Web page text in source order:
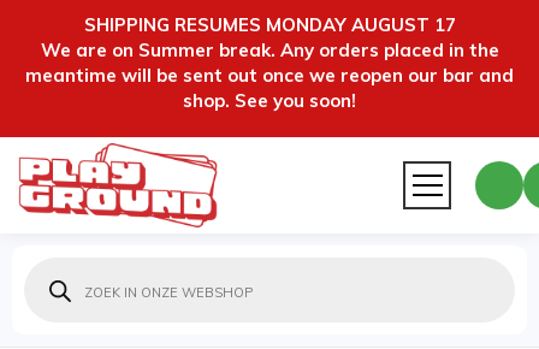
SHIPPING RESUMES MONDAY AUGUST 17
We are on Summer break. Any orders placed in the
meantime will be sent out once we reopen our bar and
shop. See you soon!
zoeken